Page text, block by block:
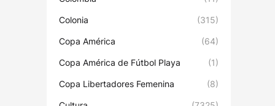
Colonia (315)
Copa América (64)
Copa América de Fútbol Playa (1)
Copa Libertadores Femenina (8)